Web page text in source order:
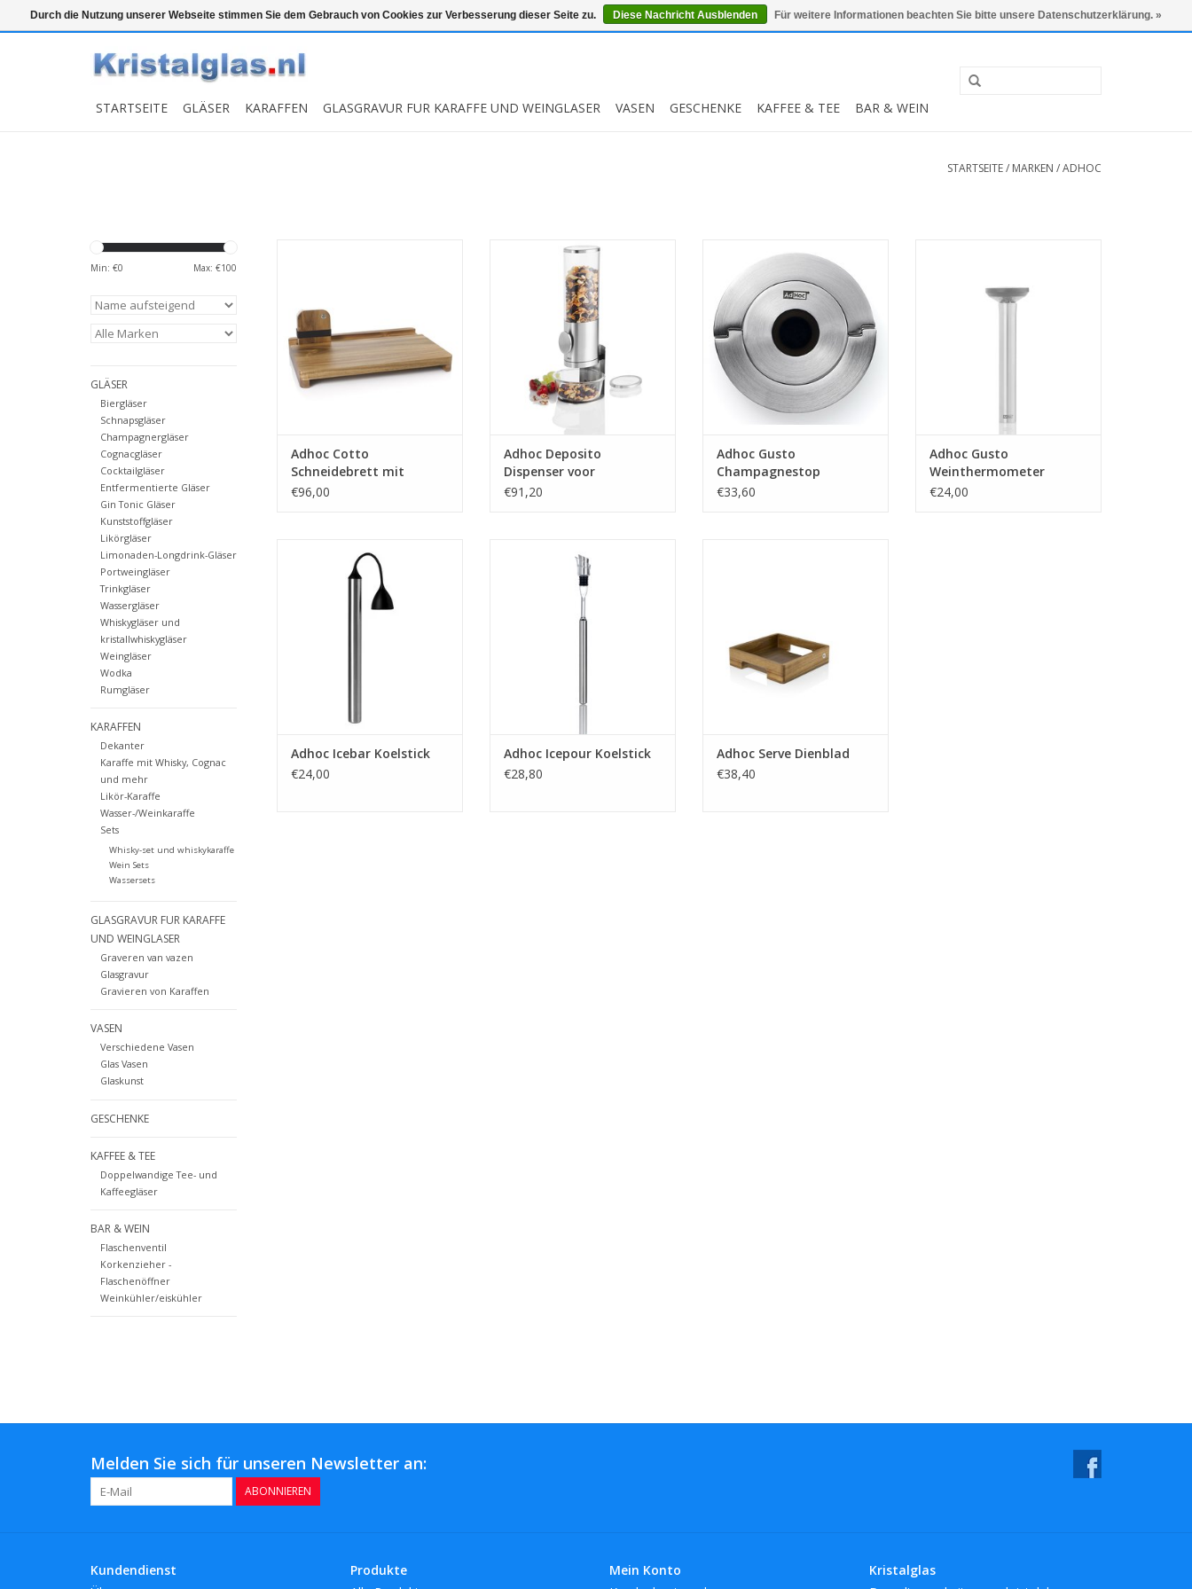
Top klasse Snelle levering Graveren 0 Artikel - €0,00 Mein Konto / Kundenkonto anlegen
STARTSEITE GLÄSER KARAFFEN GLASGRAVUR FUR KARAFFE UND WEINGLASER VASEN GESCHENKE KAFFEE & TEE BAR & WEIN
STARTSEITE/ MARKEN /ADHOC
Min: €0 Max: €100
GLÄSER
Biergläser
Schnapsgläser
Champagnergläser
Cognacgläser
Cocktailgläser
Entfermentierte Gläser
Gin Tonic Gläser
Kunststoffgläser
Likörgläser
Limonaden-Longdrink-Gläser
Portweingläser
Trinkgläser
Wassergläser
Whiskygläser und
kristallwhiskygläser
Weingläser
Wodka
Rumgläser
KARAFFEN
Dekanter
Karaffe mit Whisky, Cognac
und mehr
Likör-Karaffe
Wasser-/Weinkaraffe
Sets
Whisky-set und whiskykaraffe
Wein Sets
Wassersets
GLASGRAVUR FUR KARAFFE
UND WEINGLASER
Graveren van vazen
Glasgravur
Gravieren von Karaffen
VASEN
Verschiedene Vasen
Glas Vasen
Glaskunst
GESCHENKE
KAFFEE & TEE
Doppelwandige Tee- und
Kaffeegläser
BAR & WEIN
Flaschenventil
Korkenzieher -
Flaschenöffner
Weinkühler/eiskühler
Adhoc Cotto
Schneidebrett mit
Lunchbox
€96,00
Deposito Dispenser voor
Ontbijtgranen
MEHR INFO
Adhoc Deposito
Dispenser voor
Ontbijtgranen
€91,20
MEHR INFO
Adhoc Gusto
Champagnestop
€33,60
Adhoc Gusto
Weinthermometer
€24,00
MEHR INFO
Adhoc Icebar Koelstick
€24,00
MEHR INFO
Adhoc Icepour Koelstick
€28,80
Adhoc Serve Dienblad
€38,40
Melden Sie sich für unseren Newsletter an:
ABONNIEREN
Kundendienst
Produkte
Mein Konto
Kristalglas
Durch die Nutzung unserer Webseite stimmen Sie dem Gebrauch von Cookies zur Verbesserung dieser Seite zu. Diese Nachricht Ausblenden Für weitere Informationen beachten Sie bitte unsere Datenschutzerklärung. »